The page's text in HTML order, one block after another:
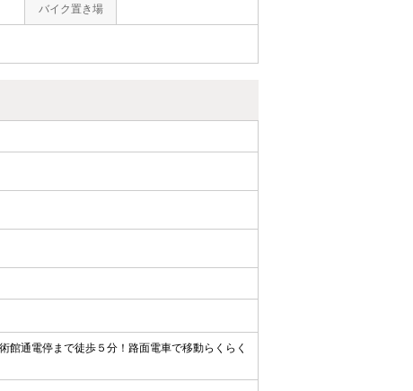
バイク置き場
通電停まで徒歩５分！路面電車で移動らくらく